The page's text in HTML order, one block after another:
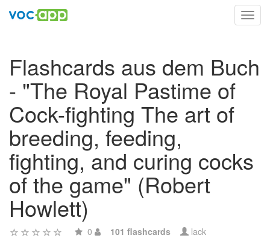
Flashcards aus dem Buch
- "The Royal Pastime of
Cock-fighting The art of
breeding, feeding,
fighting, and curing cocks
of the game" (Robert
Howlett)
0 101 flashcards lack